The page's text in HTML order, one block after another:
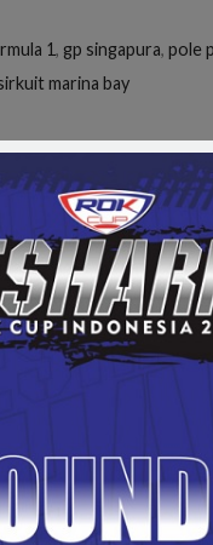
1, gp singapura,pole
marina bay